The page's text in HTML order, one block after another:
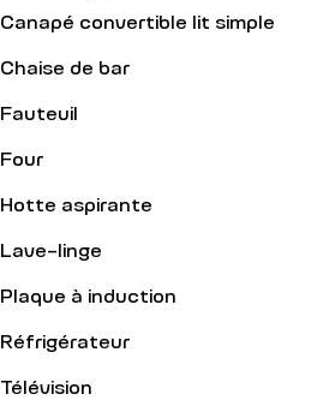
Canapé convertible lit simple
Chaise de bar
Fauteuil
Four
Hotte aspirante
Lave-linge
Plaque à induction
Réfrigérateur
Télévision